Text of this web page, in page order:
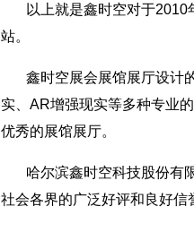
以上就是鑫时空对于2010年
站。
鑫时空展会展馆展厅设计的
实、AR增强现实等多种专业
优秀的展馆展厅。
哈尔滨鑫时空科技股份有
社会各界的广泛好评和良好信